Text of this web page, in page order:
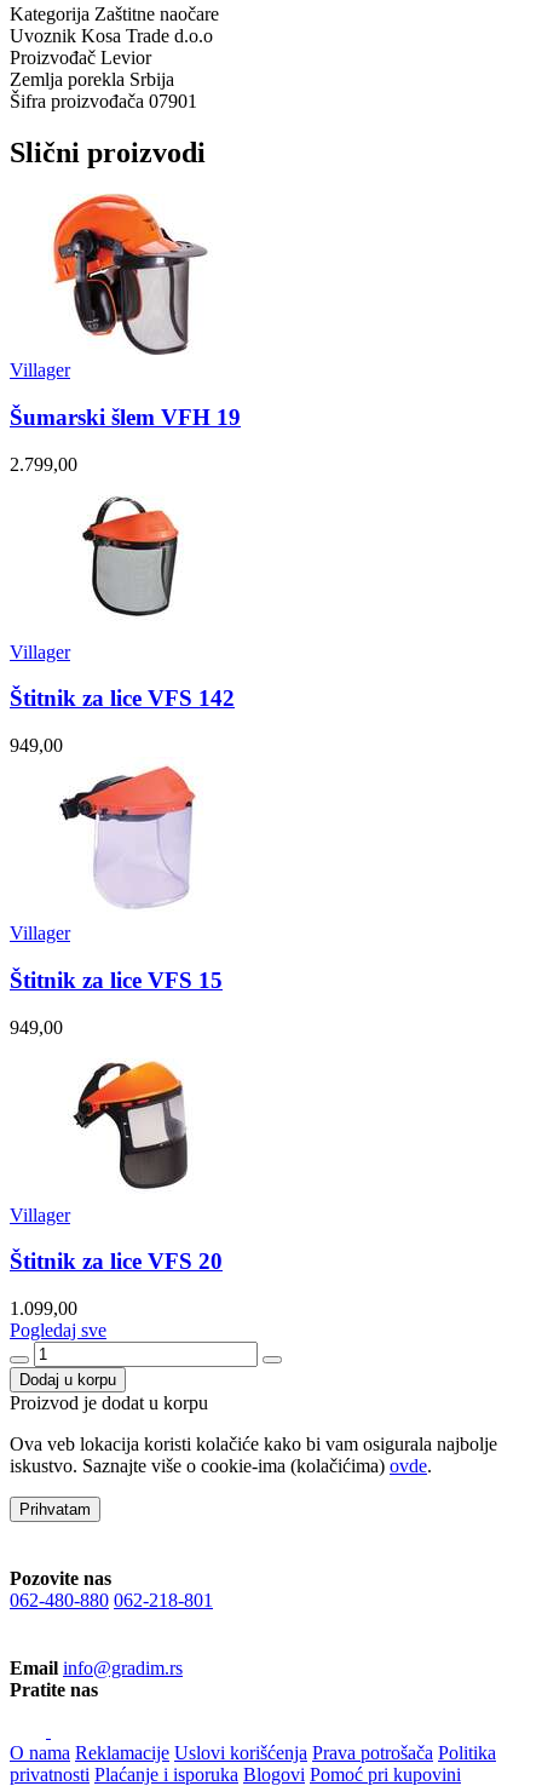
Kategorija Zaštitne naočare
Uvoznik Kosa Trade d.o.o
Proizvođač Levior
Zemlja porekla Srbija
Šifra proizvođača 07901
Slični proizvodi
Villager
Šumarski šlem VFH 19
2.799,00
Villager
Štitnik za lice VFS 142
949,00
Villager
Štitnik za lice VFS 15
949,00
Villager
Štitnik za lice VFS 20
1.099,00
Pogledaj sve
Dodaj u korpu
Proizvod je dodat u korpu
Ova veb lokacija koristi kolačiće kako bi vam osigurala najbolje
iskustvo. Saznajte više o cookie-ima (kolačićima) ovde.
Prihvatam
Pozovite nas
062-480-880 062-218-801
Email info@gradim.rs
Pratite nas
O nama Reklamacije Uslovi korišćenja Prava potrošača Politika
privatnosti Plaćanje i isporuka Blogovi Pomoć pri kupovini